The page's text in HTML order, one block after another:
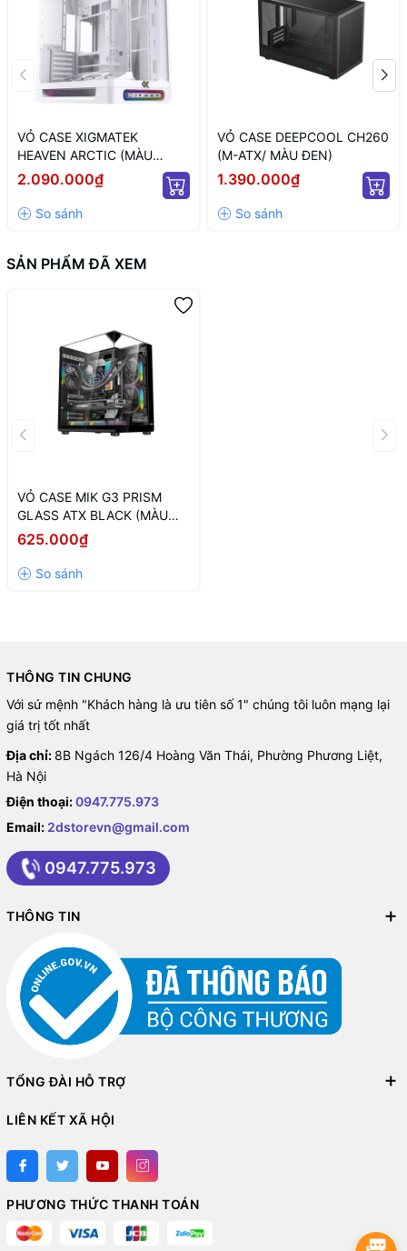
VỎ CASE XIGMATEK
HEAVEN ARCTIC (MÀU
TRẮNG/ ATX)
2.090.000₫
VỎ CASE DEEPCOOL CH260
(M-ATX/ MÀU ĐEN)
1.390.000₫
SẢN PHẨM ĐÃ XEM
VỎ CASE MIK G3 PRISM
GLASS ATX BLACK (MÀU
ĐEN/ ATX)
625.000₫
THÔNG TIN CHUNG
Với sứ mệnh "Khách hàng là ưu tiên số 1" chúng tôi luôn mạng lại
giá trị tốt nhất
Địa chỉ: 8B Ngách 126/4 Hoàng Văn Thái, Phường Phương Liệt,
Hà Nội
Điện thoại:0947.775.973
Email: 2dstorevn@gmail.com
0947.775.973
THÔNG TIN
TỔNG ĐÀI HỖ TRỢ
LIÊN KẾT XÃ HỘI
PHƯƠNG THỨC THANH TOÁN